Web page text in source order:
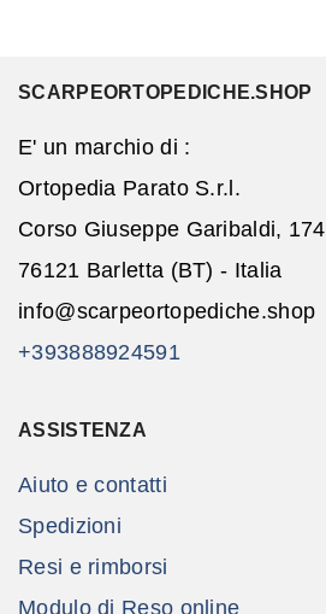
SCARPEORTOPEDICHE.SHOP
E' un marchio di :
Ortopedia Parato S.r.l.
Corso Giuseppe Garibaldi, 174
76121 Barletta (BT) - Italia
info@scarpeortopediche.shop
+393888924591
ASSISTENZA
Aiuto e contatti
Spedizioni
Resi e rimborsi
Modulo di Reso online